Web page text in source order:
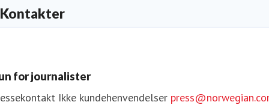
Kontakter
for journalister
Ikke kundehenvendelser